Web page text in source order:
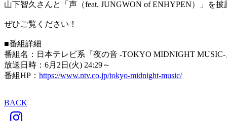
山下智久さんと「声（feat. JUNGWON of ENHYPEN）」を披
ぜひご覧ください！
■番組詳細
番組名：日本テレビ系『夜の音 -TOKYO MIDNIGHT MUSIC-
放送日時：6月2日(火) 24:29～
番組HP： https://www.ntv.co.jp/tokyo-midnight-music/
BACK